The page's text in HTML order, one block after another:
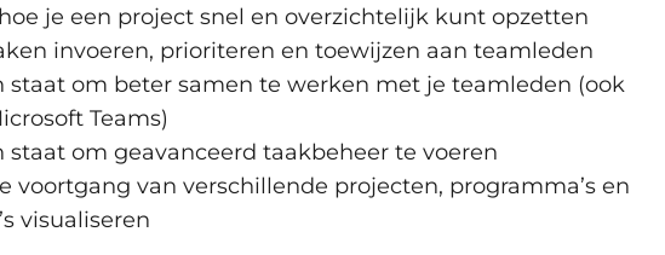
premium sjablonen toepassen
functionaliteiten
met voorsprong en vertraging
en basislijnen instellen
identificeren en bewaken
en programmabeheer in Planner
aanvragen en toewijzen
je een project snel en overzichtelijk kunt opzetten
invoeren, prioriteren en toewijzen aan teamleden
staat om beter samen te werken met je teamleden (ook
Teams)
staat om geavanceerd taakbeheer te voeren
voortgang van verschillende projecten, programma’s en
visualiseren